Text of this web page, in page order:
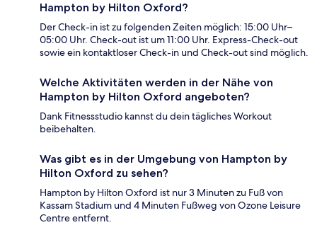
Hampton by Hilton Oxford?
Der Check-in ist zu folgenden Zeiten möglich: 15:00 Uhr–
05:00 Uhr. Check-out ist um 11:00 Uhr. Express-Check-out
sowie ein kontaktloser Check-in und Check-out sind möglich.
Welche Aktivitäten werden in der Nähe von
Hampton by Hilton Oxford angeboten?
Dank Fitnessstudio kannst du dein tägliches Workout
beibehalten.
Was gibt es in der Umgebung von Hampton by
Hilton Oxford zu sehen?
Hampton by Hilton Oxford ist nur 3 Minuten zu Fuß von
Kassam Stadium und 4 Minuten Fußweg von Ozone Leisure
Centre entfernt.